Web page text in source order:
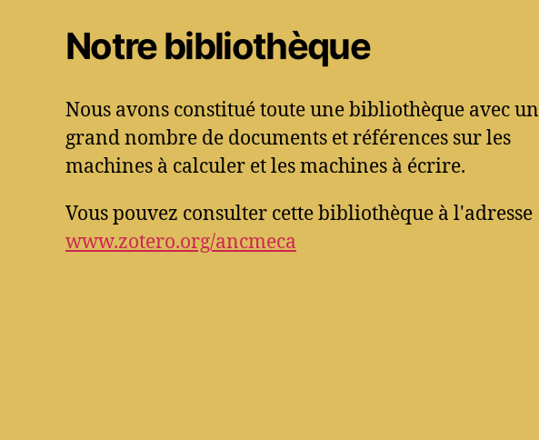
Notre bibliothèque
Nous avons constitué toute une bibliothèque avec un
grand nombre de documents et références sur les
machines à calculer et les machines à écrire.
Vous pouvez consulter cette bibliothèque à l'adresse
www.zotero.org/ancmeca